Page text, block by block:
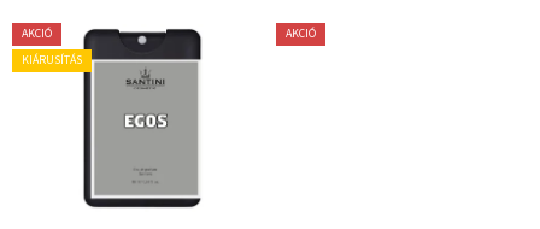
AKCIÓ
KIÁRUSÍTÁS
AKCIÓ